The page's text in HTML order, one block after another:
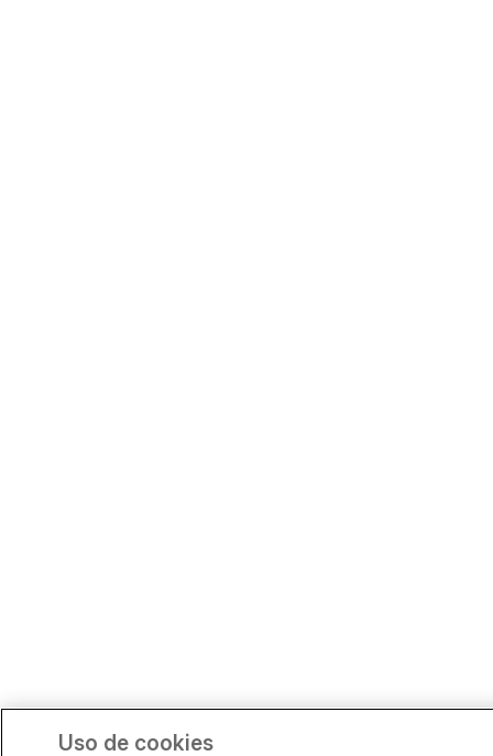
Uso de cookies